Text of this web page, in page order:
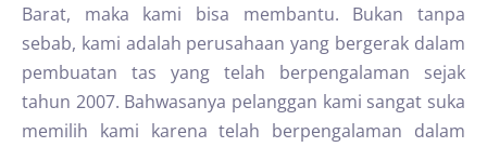
Barat, maka kami bisa membantu. Bukan tanpa
sebab, kami adalah perusahaan yang bergerak dalam
pembuatan tas yang telah berpengalaman sejak
tahun 2007. Bahwasanya pelanggan kami sangat suka
memilih kami karena telah berpengalaman dalam